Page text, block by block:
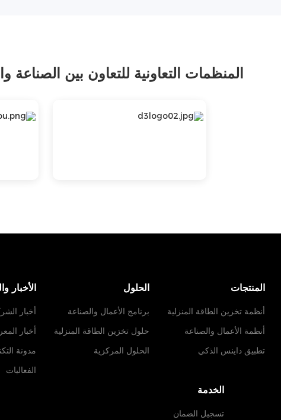
المنظمات التعاونية للتعاون بين الصناعة
المنتجات
أنظمة تخزين الطاقة المنزلية
أنظمة الأعمال والصناعة
تطبيق داينس الذكي
الحلول
برنامج الأعمال والصناعة
حلول تخزين الطاقة المنزلية
الحلول المركزية
الأخبار
أخبار
أخبار
مدونة
الفعاليات
الخدمة
تسجيل الضمان